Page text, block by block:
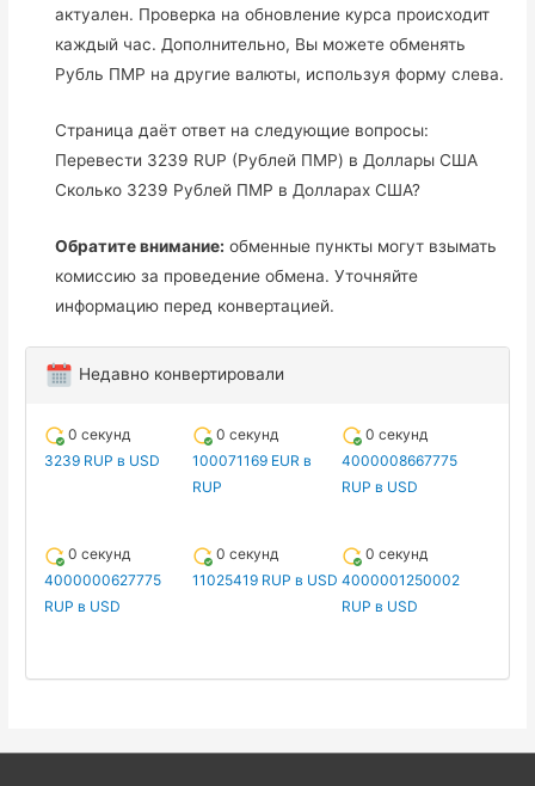
актуален. Проверка на обновление курса происходит
каждый час. Дополнительно, Вы можете обменять
Рубль ПМР на другие валюты, используя форму слева.
Страница даёт ответ на следующие вопросы:
Перевести 3239 RUP (Рублей ПМР) в Доллары США
Сколько 3239 Рублей ПМР в Долларах США?
Обратите внимание: обменные пункты могут взымать
комиссию за проведение обмена. Уточняйте
информацию перед конвертацией.
Недавно конвертировали
0 секунд
3239 RUP в USD
0 секунд
100071169 EUR в
RUP
0 секунд
4000008667775
RUP в USD
0 секунд
4000000627775
RUP в USD
0 секунд
11025419 RUP в USD
0 секунд
4000001250002
RUP в USD